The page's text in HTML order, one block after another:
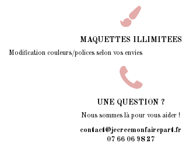
MAQUETTES ILLIMITEES
Modification couleurs/polices selon vos envies
UNE QUESTION ?
Nous sommes là pour vous aider !
contact@jecreemonfairepart.fr
07 66 06 98 27